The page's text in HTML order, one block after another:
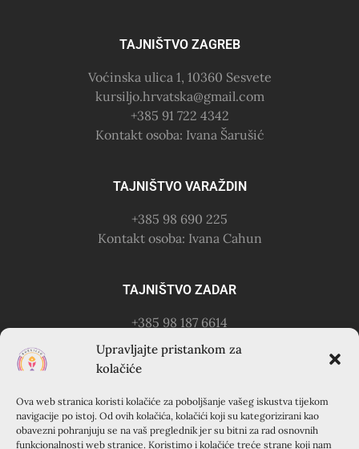
Upravljajte pristankom za
kolačiće
Ova web stranica koristi kolačiće za poboljšanje vašeg iskustva tijekom
navigacije po istoj. Od ovih kolačića, kolačići koji su kategorizirani kao
obavezni pohranjuju se na vaš preglednik jer su bitni za rad osnovnih
funkcionalnosti web stranice. Koristimo i kolačiće treće strane koji nam
TAJNIŠTVO ZAGREB
Voćinska ulica 1, 10360 Sesvete
kursiljo.hrvatska@gmail.com
+385 91 722 4342
Kontakt osoba: Ivana Šarušić
TAJNIŠTVO VARAŽDIN
+385 98 690 225
Kontakt osoba: Ivana Cahun
TAJNIŠTVO ZADAR
+385 98 187 6614
Kontakt osoba: Ružica Anušić
– zvati utorkom 18-21h
KURSILJO KRAPANJ
KRAPANJ, kuća EMAUS (Franjevački samostan), 22000